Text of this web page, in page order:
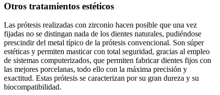
Otros tratamientos estéticos
Las prótesis realizadas con zirconio hacen posible que una vez
fijadas no se distingan nada de los dientes naturales, pudiéndose
prescindir del metal típico de la prótesis convencional. Son súper
estéticas y permiten masticar con total seguridad, gracias al empleo
de sistemas computerizados, que permiten fabricar dientes fijos con
las mejores porcelanas, todo ello con la máxima precisión y
exactitud. Estas prótesis se caracterizan por su gran dureza y su
biocompatibilidad.